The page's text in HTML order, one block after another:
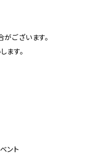
ございます。
ます。
ント